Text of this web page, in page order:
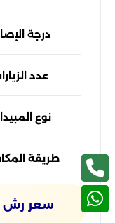
درجة
عدد
نوع
طريقة
سعر رش